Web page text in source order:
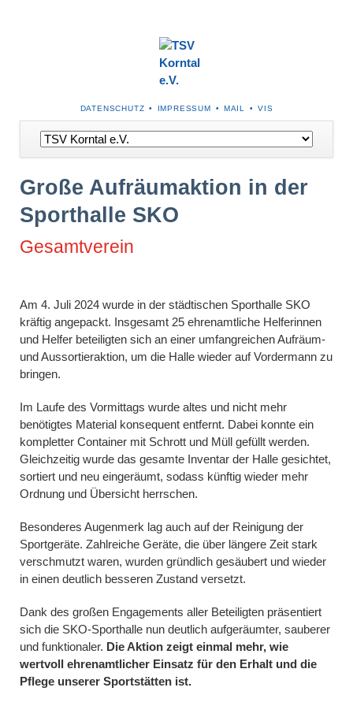
NAVIGATION
ÜBERSPRINGEN
DATENSCHUTZ IMPRESSUM MAIL VIS
Navigation
überspringen
Große Aufräumaktion in der
Sporthalle SKO
Gesamtverein
Am 4. Juli 2024 wurde in der städtischen Sporthalle SKO
kräftig angepackt. Insgesamt 25 ehrenamtliche Helferinnen
und Helfer beteiligten sich an einer umfangreichen Aufräum-
und Aussortieraktion, um die Halle wieder auf Vordermann zu
bringen.
Im Laufe des Vormittags wurde altes und nicht mehr
benötigtes Material konsequent entfernt. Dabei konnte ein
kompletter Container mit Schrott und Müll gefüllt werden.
Gleichzeitig wurde das gesamte Inventar der Halle gesichtet,
sortiert und neu eingeräumt, sodass künftig wieder mehr
Ordnung und Übersicht herrschen.
Besonderes Augenmerk lag auch auf der Reinigung der
Sportgeräte. Zahlreiche Geräte, die über längere Zeit stark
verschmutzt waren, wurden gründlich gesäubert und wieder
in einen deutlich besseren Zustand versetzt.
Dank des großen Engagements aller Beteiligten präsentiert
sich die SKO-Sporthalle nun deutlich aufgeräumter, sauberer
und funktionaler. Die Aktion zeigt einmal mehr, wie
wertvoll ehrenamtlicher Einsatz für den Erhalt und die
Pflege unserer Sportstätten ist.